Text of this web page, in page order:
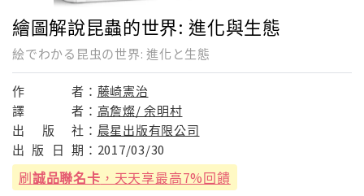
繪圖解說昆蟲的世界: 進化與生態
絵でわかる昆虫の世界: 進化と生態
作 者： 藤崎憲治
譯
者： 高詹燦/ 余明村
出
版 社： 晨星出版有限公司
出 版 日 期： 2017/03/30
刷誠品聯名卡 ，天天享最高7%回饋